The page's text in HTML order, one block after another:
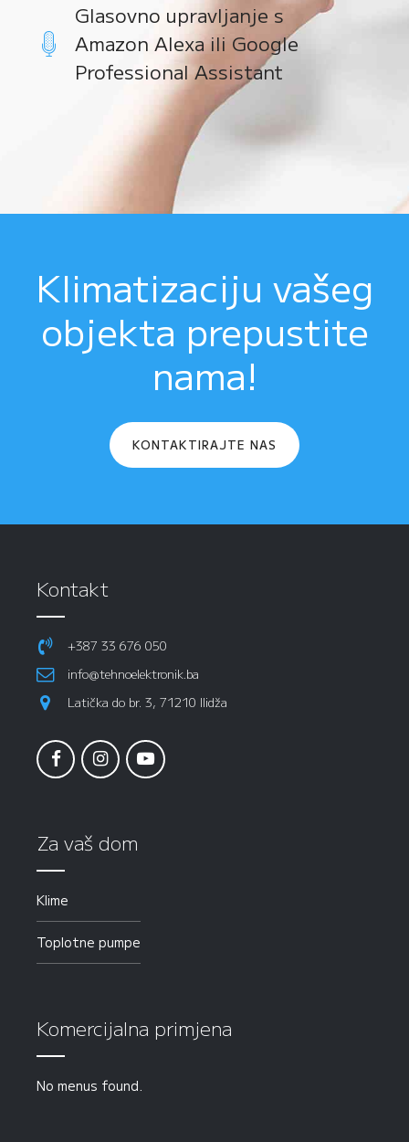
Glasovno upravljanje s
Amazon Alexa ili Google
Professional Assistant
Klimatizaciju vašeg
objekta prepustite
nama!
KONTAKTIRAJTE NAS
Kontakt
+387 33 676 050
info@tehnoelektronik.ba
Latička do br. 3, 71210 Ilidža
Za vaš dom
Klime
Toplotne pumpe
Komercijalna primjena
No menus found.